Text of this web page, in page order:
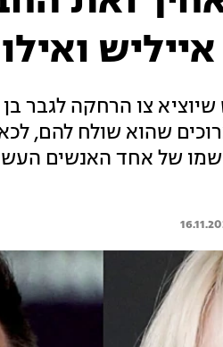
שהוא שולח להם,
של אחד האנשים